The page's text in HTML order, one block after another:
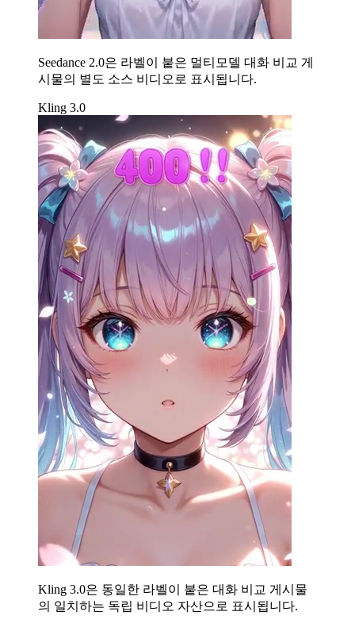
Seedance 2.0은 라벨이 붙은 멀티모델 대화 비교 게
시물의 별도 소스 비디오로 표시됩니다.
Kling 3.0
Kling 3.0은 동일한 라벨이 붙은 대화 비교 게시물
의 일치하는 독립 비디오 자산으로 표시됩니다.